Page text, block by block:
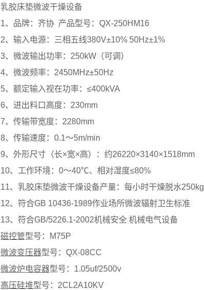
乳胶床垫微波干燥设备
1、品牌：齐协 产品型号：QX-250HM16
2、输入电源：三相五线380V±10% 50Hz±1%
3、微波输出功率：250kW（可调）
4、微波频率：2450MHz±50Hz
5、额定输入视在功率：≤400kVA
6、进出料口高度：230mm
7、传输带宽度：2280mm
8、传输速度：0.1～5m/min
9、外形尺寸（长×宽×高）：约26220×3140×1518mm
10、工作环境：0～40℃、相对湿度≤80%
11、乳胶床垫微波干燥设备产量：每小时干燥脱水250kg
12、符合GB 10436-1989作业场所微波辐射卫生标准
13、符合GB/5226.1-2002机械安全 机械电气设备
磁控管型号：M75P
微波变压器型号：QX-08CC
微波炉电容器型号：1.05uf/2500v
高压硅堆型号：2CL2A10KV